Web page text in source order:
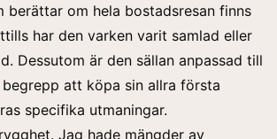
berättar om hela bostadsresan finns
har den varken varit samlad eller
Dessutom är den sällan anpassad till
att köpa sin allra första
specifika utmaningar.
Jag hade mängder av